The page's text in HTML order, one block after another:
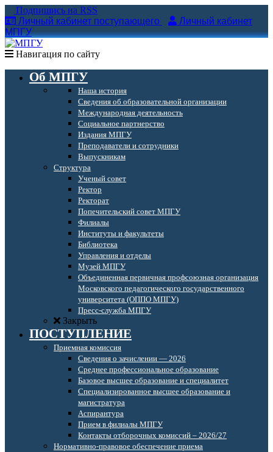
Подпишись на RSS
Личный кабинет поступающего
Личный кабинет
МПГУ
Навигация по сайту
Об МПГУ
Наша история
Сведения об образовательной организации
Международная деятельность
Социальное партнерство
Издания МПГУ
Преподаватели и сотрудники
Выпускникам
Структура
Ученый совет
Ректор
Ректорат
Попечительский совет МПГУ
Филиалы
Институты и факультеты
Библиотека
Управления и отделы
Музей МПГУ
Объединенная первичная профсоюзная организация
Московского педагогического государственного
университета (ОППО МПГУ)
Пресс-служба МПГУ
Закрыть
ПОСТУПЛЕНИЕ
Приемная комиссия
Сведения о зачислении — 2026
Среднее профессиональное образование
Базовое высшее образование и специалитет
Специализированное высшее образование и
магистратура
Аспирантура
Прием в филиалы МПГУ
Контакты отборочных комиссий – 2026/27
Нормативно-правовое обеспечение приема